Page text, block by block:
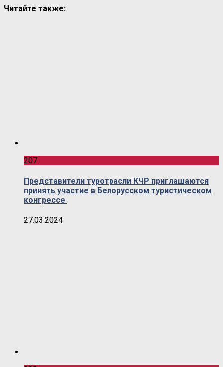
Читайте также:
207
Представители туротрасли КЧР приглашаются
принять участие в Белорусском туристическом
конгрессе
27.03.2024